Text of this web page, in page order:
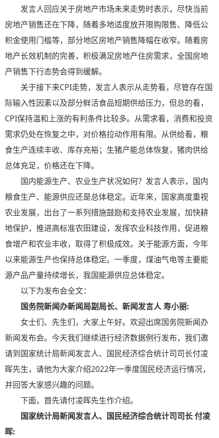
发言人回应关于房地产市场未来走势时表示，尽快当前
房地产销售还在下降，随着多地适度放开限购限售、降低公
积金使用门槛等，部分地区房地产销售降幅在收窄。随着房
地产长效机制的完善，积极满足房地产住房需求，全国房地
产销售下行态势会得到缓解。
关于接下来CPI走势，发言人表示从走势看，尽管存在国
际输入性因素以及部分鲜活食品短期供给压力，但总的看，
CPI保持温和上涨的有利条件比较多。从需求看，消费和投资
需求仍处在恢复之中，对价格拉动作用有限。从供给看，粮
食生产连续丰收、库存充裕；生猪产能总体恢复，猪肉供给
总体充足，价格还在下降。
国内能源生产、农业生产状况如何？发言人表示，国内
粮食生产、能源供应还是总体稳定。近年来，国家高度重视
农业发展，出台了一系列措施鼓励和支持农业发展，加快耕
地保护，推进高标准农田建设，发挥农业科技作用，促进粮
食增产和农业丰收，取得了积极成效。关于能源方面，今年
以来能源生产也保持总体稳定。一季度，煤油气电等主要能
源产品产量持续增长，我国能源供应总体稳定。
以下为发布会全文：
国务院新闻办新闻局副局长、新闻发言人 寿小丽:
女士们、先生们，大家上午好。欢迎出席国务院新闻办
新闻发布会。今天我们继续进行经济数据例行发布，我们邀
请到国家统计局新闻发言人、国民经济综合统计司司长付凌
晖先生，请他为大家介绍2022年一季度国民经济运行情况，
并回答大家感兴趣的问题。
下面，首先请付凌晖先生作介绍。
国家统计局新闻发言人、国民经济综合统计司司长 付凌
晖: